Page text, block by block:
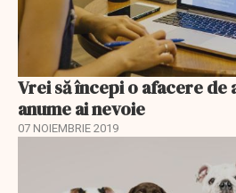
Vrei să începi o afacere de
anume ai nevoie
07 NOIEMBRIE 2019